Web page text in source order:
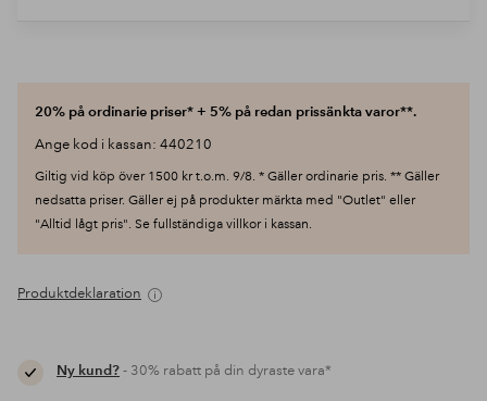
20% på ordinarie priser* + 5% på redan prissänkta varor**.
Ange kod i kassan: 440210
Giltig vid köp över 1500 kr t.o.m. 9/8. * Gäller ordinarie pris. ** Gäller
nedsatta priser. Gäller ej på produkter märkta med "Outlet" eller
"Alltid lågt pris". Se fullständiga villkor i kassan.
Produktdeklaration
Ny kund?- 30% rabatt på din dyraste vara*